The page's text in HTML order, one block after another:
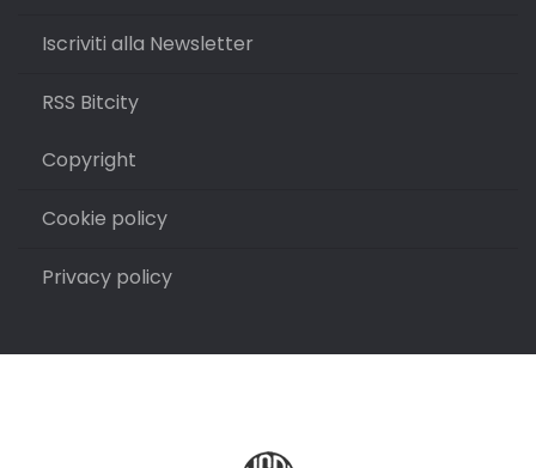
Iscriviti alla Newsletter
RSS Bitcity
Copyright
Cookie policy
Privacy policy